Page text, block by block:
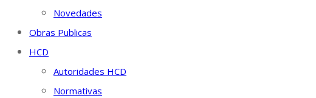
Novedades
Obras Publicas
HCD
Autoridades HCD
Normativas